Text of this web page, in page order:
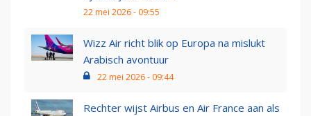
22 mei 2026 - 09:55
Wizz Air richt blik op Europa na mislukt
Arabisch avontuur
22 mei 2026 - 09:44
Rechter wijst Airbus en Air France aan als